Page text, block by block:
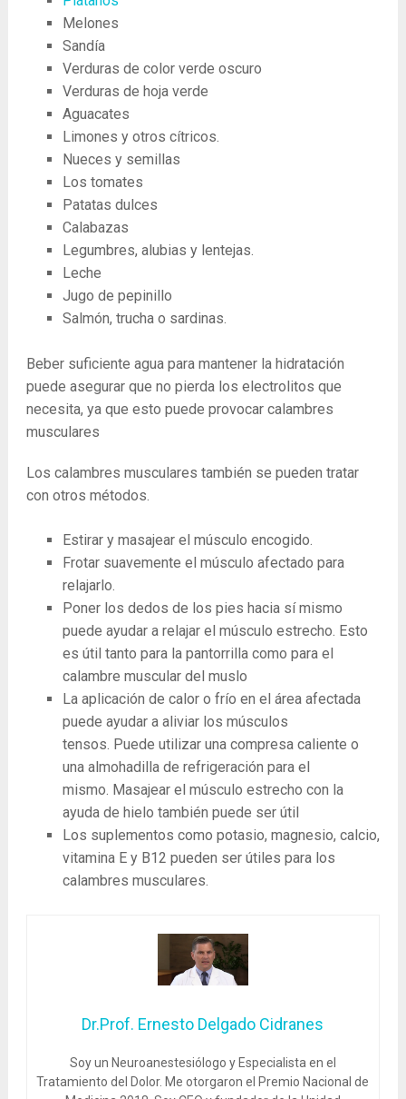
Melones
Sandía
Verduras de color verde oscuro
Verduras de hoja verde
Aguacates
Limones y otros cítricos.
Nueces y semillas
Los tomates
Patatas dulces
Calabazas
Legumbres, alubias y lentejas.
Leche
Jugo de pepinillo
Salmón, trucha o sardinas.
Beber suficiente agua para mantener la hidratación
puede asegurar que no pierda los electrolitos que
necesita, ya que esto puede provocar calambres
musculares
Los calambres musculares también se pueden tratar
con otros métodos.
Estirar y masajear el músculo encogido.
Frotar suavemente el músculo afectado para
relajarlo.
Poner los dedos de los pies hacia sí mismo
puede ayudar a relajar el músculo estrecho. Esto
es útil tanto para la pantorrilla como para el
calambre muscular del muslo
La aplicación de calor o frío en el área afectada
puede ayudar a aliviar los músculos
tensos. Puede utilizar una compresa caliente o
una almohadilla de refrigeración para el
mismo. Masajear el músculo estrecho con la
ayuda de hielo también puede ser útil
Los suplementos como potasio, magnesio, calcio,
vitamina E y B12 pueden ser útiles para los
calambres musculares.
Dr.Prof. Ernesto Delgado Cidranes
Soy un Neuroanestesiólogo y Especialista en el
Tratamiento del Dolor. Me otorgaron el Premio Nacional de